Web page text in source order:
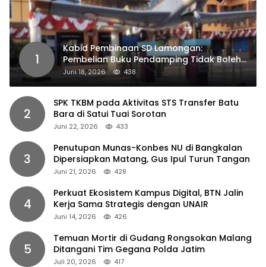
1
Kabid Pembinaan SD Lamongan:
Pembelian Buku Pendamping Tidak Boleh
Dipaksakan
Juni 18, 2026 438
2
SPK TKBM pada Aktivitas STS Transfer Batu
Bara di Satui Tuai Sorotan
Juni 22, 2026 433
3
Penutupan Munas-Konbes NU di Bangkalan
Dipersiapkan Matang, Gus Ipul Turun Tangan
Juni 21, 2026 428
4
Perkuat Ekosistem Kampus Digital, BTN Jalin
Kerja Sama Strategis dengan UNAIR
Juni 14, 2026 426
5
Temuan Mortir di Gudang Rongsokan Malang
Ditangani Tim Gegana Polda Jatim
Juli 20, 2026 417